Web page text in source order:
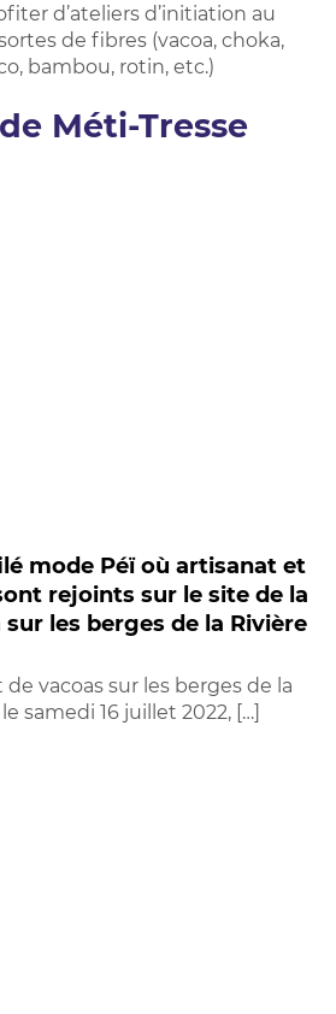
d’ateliers d’initiation au
de fibres (vacoa, choka,
bambou, rotin, etc.)
Méti-Tresse
mode Péï où artisanat et
rejoints sur le site de la
sur les berges de la Rivière
vacoas sur les berges de la
samedi 16 juillet 2022, […]